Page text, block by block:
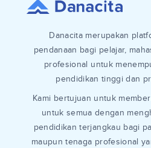
Danacita merupakan
pendanaan bagi pelajar,
profesional untuk
pendidikan tinggi dan
Kami bertujuan untuk
untuk semua dengan
pendidikan terjangkau bagi
maupun tenaga profesional